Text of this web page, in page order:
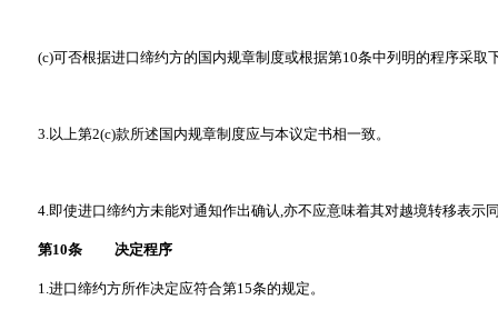
(c)可否根据进口缔约方的国内规章制度或根据第10条中列明的程序采取下
3.以上第2(c)款所述国内规章制度应与本议定书相一致。
4.即使进口缔约方未能对通知作出确认,亦不应意味着其对越境转移表示同
第10条 决定程序
1.进口缔约方所作决定应符合第15条的规定。